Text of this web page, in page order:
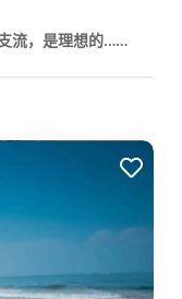
流，是理想的……